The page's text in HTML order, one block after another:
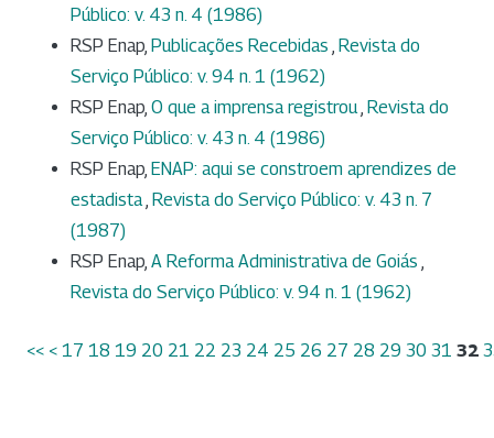
Público: v. 43 n. 4 (1986)
RSP Enap, Publicações Recebidas Revista do
Serviço Público: v. 94 n. 1 (1962)
RSP Enap, O que a imprensa registrou Revista do
Serviço Público: v. 43 n. 4 (1986)
RSP Enap, ENAP: aqui se constroem aprendizes de
estadista Revista do Serviço Público: v. 43 n. 7
(1987)
RSP Enap, A Reforma Administrativa de Goiás
Revista do Serviço Público: v. 94 n. 1 (1962)
<< < 17 18 19 20 21 22 23 24 25 26 27 28 29 30 31 32